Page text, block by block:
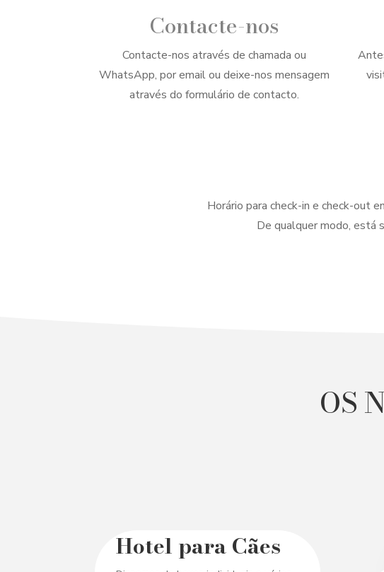
Contacte-nos
Contacte-nos através de chamada ou
WhatsApp, por email ou deixe-nos mensagem
através do formulário de contacto.
Horário para check-in e check-out
De qualquer modo, está
OS
Hotel para Cães